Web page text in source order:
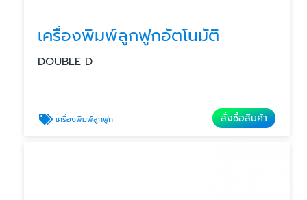
เครื่องพิมพ์ลูกฟูกอัตโนมัติ
DOUBLE D
เครื่องพิมพ์ลูกฟูก สั่งซื้อสินค้า